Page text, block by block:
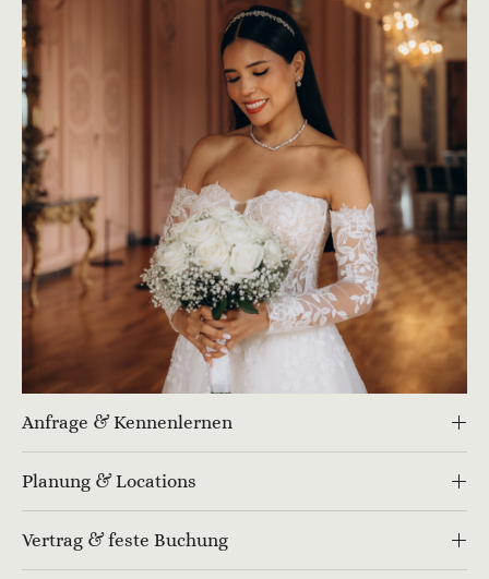
Anfrage & Kennenlernen
Planung & Locations
Vertrag & feste Buchung